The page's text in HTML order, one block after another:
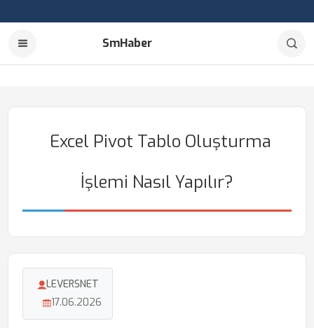
SmHaber
Excel Pivot Tablo Oluşturma
İşlemi Nasıl Yapılır?
LEVERSNET
17.06.2026